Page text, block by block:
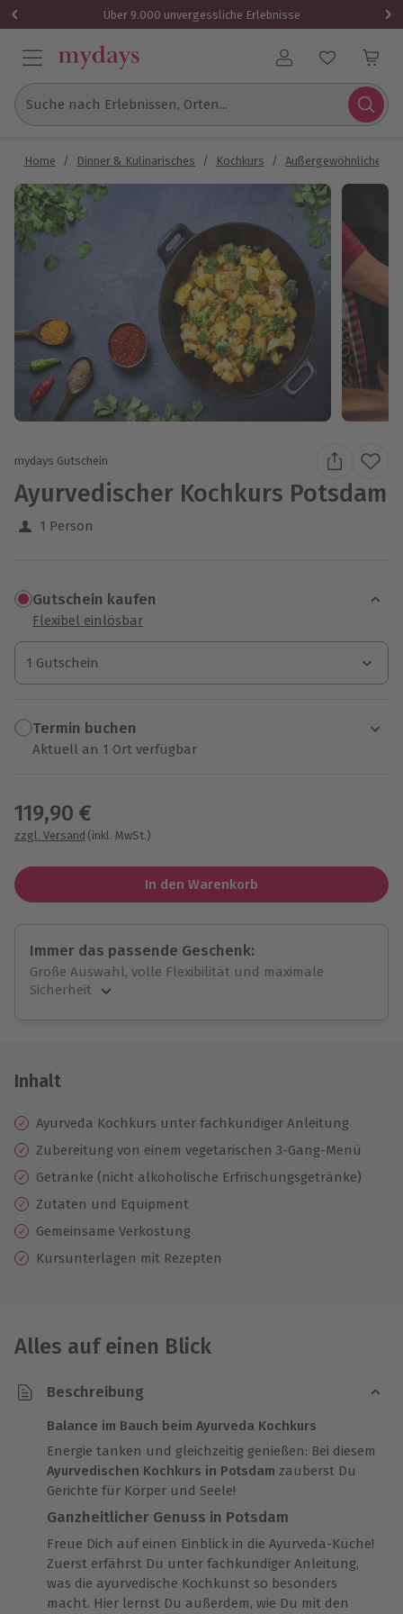
Über 9.000 unvergessliche Erlebnisse
Benutzerkonto
Suche nach Erlebnissen, Orten...
Home / Dinner & Kulinarisches / Kochkurs / Außergewöhnliche
mydays Gutschein
Ayurvedischer Kochkurs Potsdam
1 Person
Gutschein kaufen
Flexibel einlösbar
1 Gutschein
1 Gutschein
1 Gutschein
Termin buchen
Aktuell an 1 Ort verfügbar
119,90 €
zzgl. Versand (inkl. MwSt.)
In den Warenkorb
Immer das passende Geschenk:
Große Auswahl, volle Flexibilität und maximale
Sicherheit
Jeder Gutschein für alle Erlebnisse einlösbar.
10 Jahre gültig & verlängerbar.
Inhalt
Ayurveda Kochkurs unter fachkundiger Anleitung
Zubereitung von einem vegetarischen 3-Gang-Menü
Getränke (nicht alkoholische Erfrischungsgetränke)
Zutaten und Equipment
Gemeinsame Verkostung
Kursunterlagen mit Rezepten
Alles auf einen Blick
Beschreibung
Balance im Bauch beim Ayurveda Kochkurs
Energie tanken und gleichzeitig genießen: Bei diesem
Ayurvedischen Kochkurs in Potsdam zauberst Du
Gerichte für Körper und Seele!
Ganzheitlicher Genuss in Potsdam
Freue Dich auf einen Einblick in die Ayurveda-Küche!
Zuerst erfährst Du unter fachkundiger Anleitung,
was die ayurvedische Kochkunst so besonders
macht. Hier lernst Du außerdem, wie Du mit den